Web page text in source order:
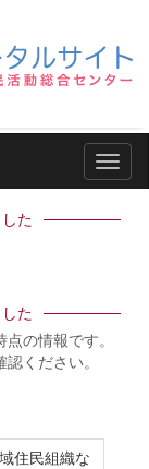
ナビ
た
た
の情報です。
認ください。
住民組織な